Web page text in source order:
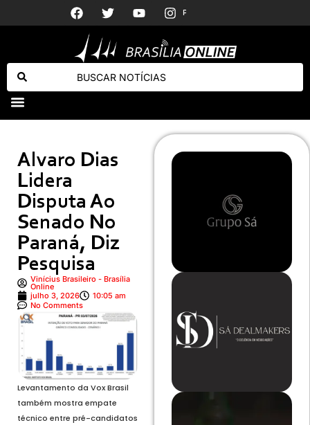
Ivete Sangalo recebe declaração discreta do namorado em foto de biquíni
Alvaro Dias
Lidera
Disputa Ao
Senado No
Paraná, Diz
Pesquisa
Vinícius Brasileiro - Brasília
Online
julho 3, 2026
10:05 am
No Comments
Levantamento da Vox Brasil
também mostra empate
técnico entre pré-candidatos